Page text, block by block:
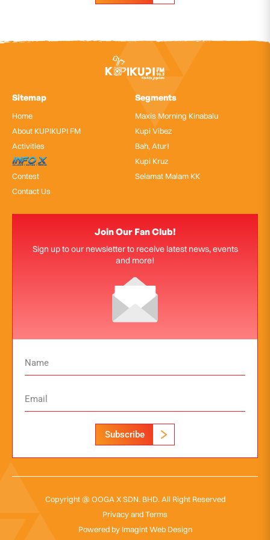
Sitemap
Home
About KUPIKUPI FM
Activities
InfoX
Contest
Contact Us
Segments
Maxis Morning Kinabalu
Kupi Vibez
Bah, Atur!
Kupi Kruz
Selamat Malam KK
Join Our Fan Club!
Sign up to our newsletter to receive latest news, events
and more!
Subscribe
Copyright @ OOGA X SDN. BHD. All Right Reserved
Privacy and Terms
Powered by Imagint Web Design